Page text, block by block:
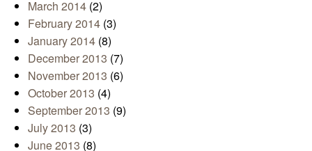
March 2014 (2)
February 2014 (3)
January 2014 (8)
December 2013 (7)
November 2013 (6)
October 2013 (4)
September 2013 (9)
July 2013 (3)
June 2013 (8)